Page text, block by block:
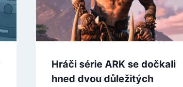
Hráči série ARK se dočkali
hned dvou důležitých